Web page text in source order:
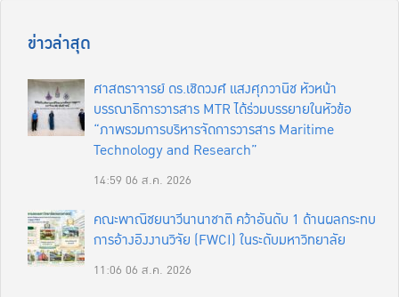
ข่าวล่าสุด
ศาสตราจารย์ ดร.เชิดวงศ์ แสงศุภวานิช หัวหน้า
บรรณาธิการวารสาร MTR ได้ร่วมบรรยายในหัวข้อ
“ภาพรวมการบริหารจัดการวารสาร Maritime
Technology and Research”
14:59 06 ส.ค. 2026
คณะพาณิชยนาวีนานาชาติ คว้าอันดับ 1 ด้านผลกระทบ
การอ้างอิงงานวิจัย (FWCI) ในระดับมหาวิทยาลัย
11:06 06 ส.ค. 2026